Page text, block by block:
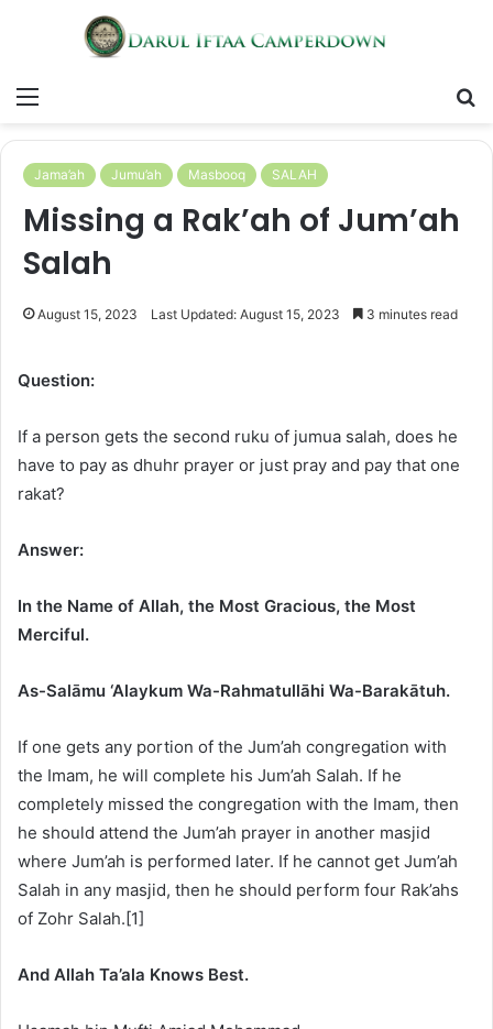
Jama’ah Jumu’ah Masbooq SALAH
Missing a Rak’ah of Jum’ah
Salah
August 15, 2023 Last Updated: August 15, 2023 3 minutes read
Question:
If a person gets the second ruku of jumua salah, does he
have to pay as dhuhr prayer or just pray and pay that one
rakat?
Answer:
In the Name of Allah, the Most Gracious, the Most
Merciful.
As-Salāmu ‘Alaykum Wa-Rahmatullāhi Wa-Barakātuh.
If one gets any portion of the Jum’ah congregation with
the Imam, he will complete his Jum’ah Salah. If he
completely missed the congregation with the Imam, then
he should attend the Jum’ah prayer in another masjid
where Jum’ah is performed later. If he cannot get Jum’ah
Salah in any masjid, then he should perform four Rak’ahs
of Zohr Salah.[1]
And Allah Ta’ala Knows Best.